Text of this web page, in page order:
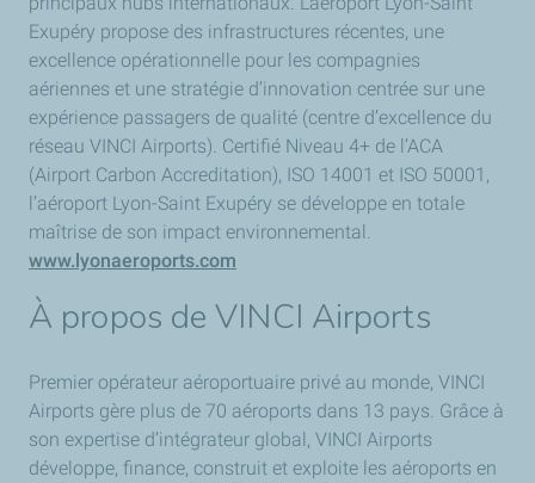
Exupéry propose des infrastructures récentes, une
excellence opérationnelle pour les compagnies
aériennes et une stratégie d’innovation centrée sur une
expérience passagers de qualité (centre d’excellence du
réseau VINCI Airports). Certifié Niveau 4+ de l’ACA
(Airport Carbon Accreditation), ISO 14001 et ISO 50001,
l’aéroport Lyon-Saint Exupéry se développe en totale
maîtrise de son impact environnemental.
www.lyonaeroports.com
À propos de VINCI Airports
Premier opérateur aéroportuaire privé au monde, VINCI
Airports gère plus de 70 aéroports dans 13 pays. Grâce à
son expertise d’intégrateur global, VINCI Airports
développe, finance, construit et exploite les aéroports en